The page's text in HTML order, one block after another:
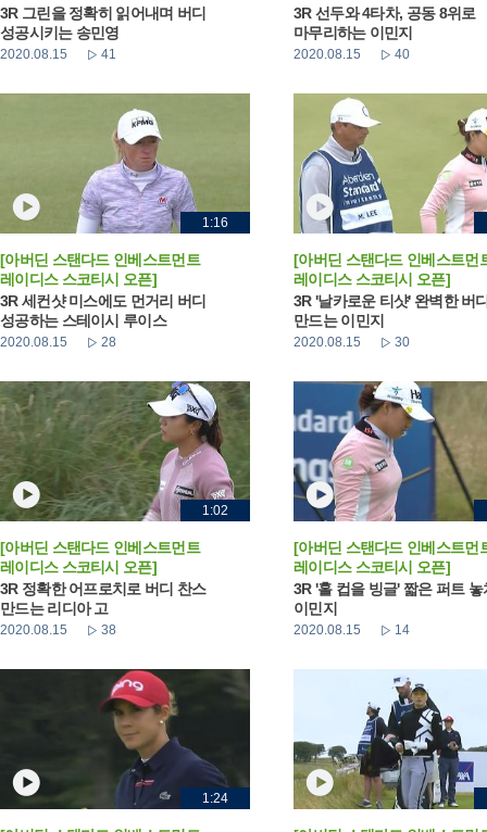
3R 그린을 정확히 읽어내며 버디
성공시키는 송민영
2020.08.15 41
3R 선두와 4타차, 공동 8위로
마무리하는 이민지
2020.08.15 40
1:16
[아버딘 스탠다드 인베스트먼트
레이디스 스코티시 오픈]
3R 세컨샷 미스에도 먼거리 버디
성공하는 스테이시 루이스
2020.08.15 28
[아버딘 스탠다드 인베스트먼
레이디스 스코티시 오픈]
3R '날카로운 티샷' 완벽한 버
만드는 이민지
2020.08.15 30
1:02
[아버딘 스탠다드 인베스트먼트
레이디스 스코티시 오픈]
3R 정확한 어프로치로 버디 찬스
만드는 리디아 고
2020.08.15 38
[아버딘 스탠다드 인베스트먼
레이디스 스코티시 오픈]
3R '홀 컵을 빙글' 짧은 퍼트 놓
이민지
2020.08.15 14
1:24